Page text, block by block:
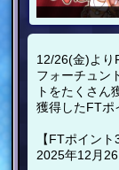
12/26(金)より
フォーチュン
トをたくさん
獲得したFTポ
【FTポイン
2025年12月